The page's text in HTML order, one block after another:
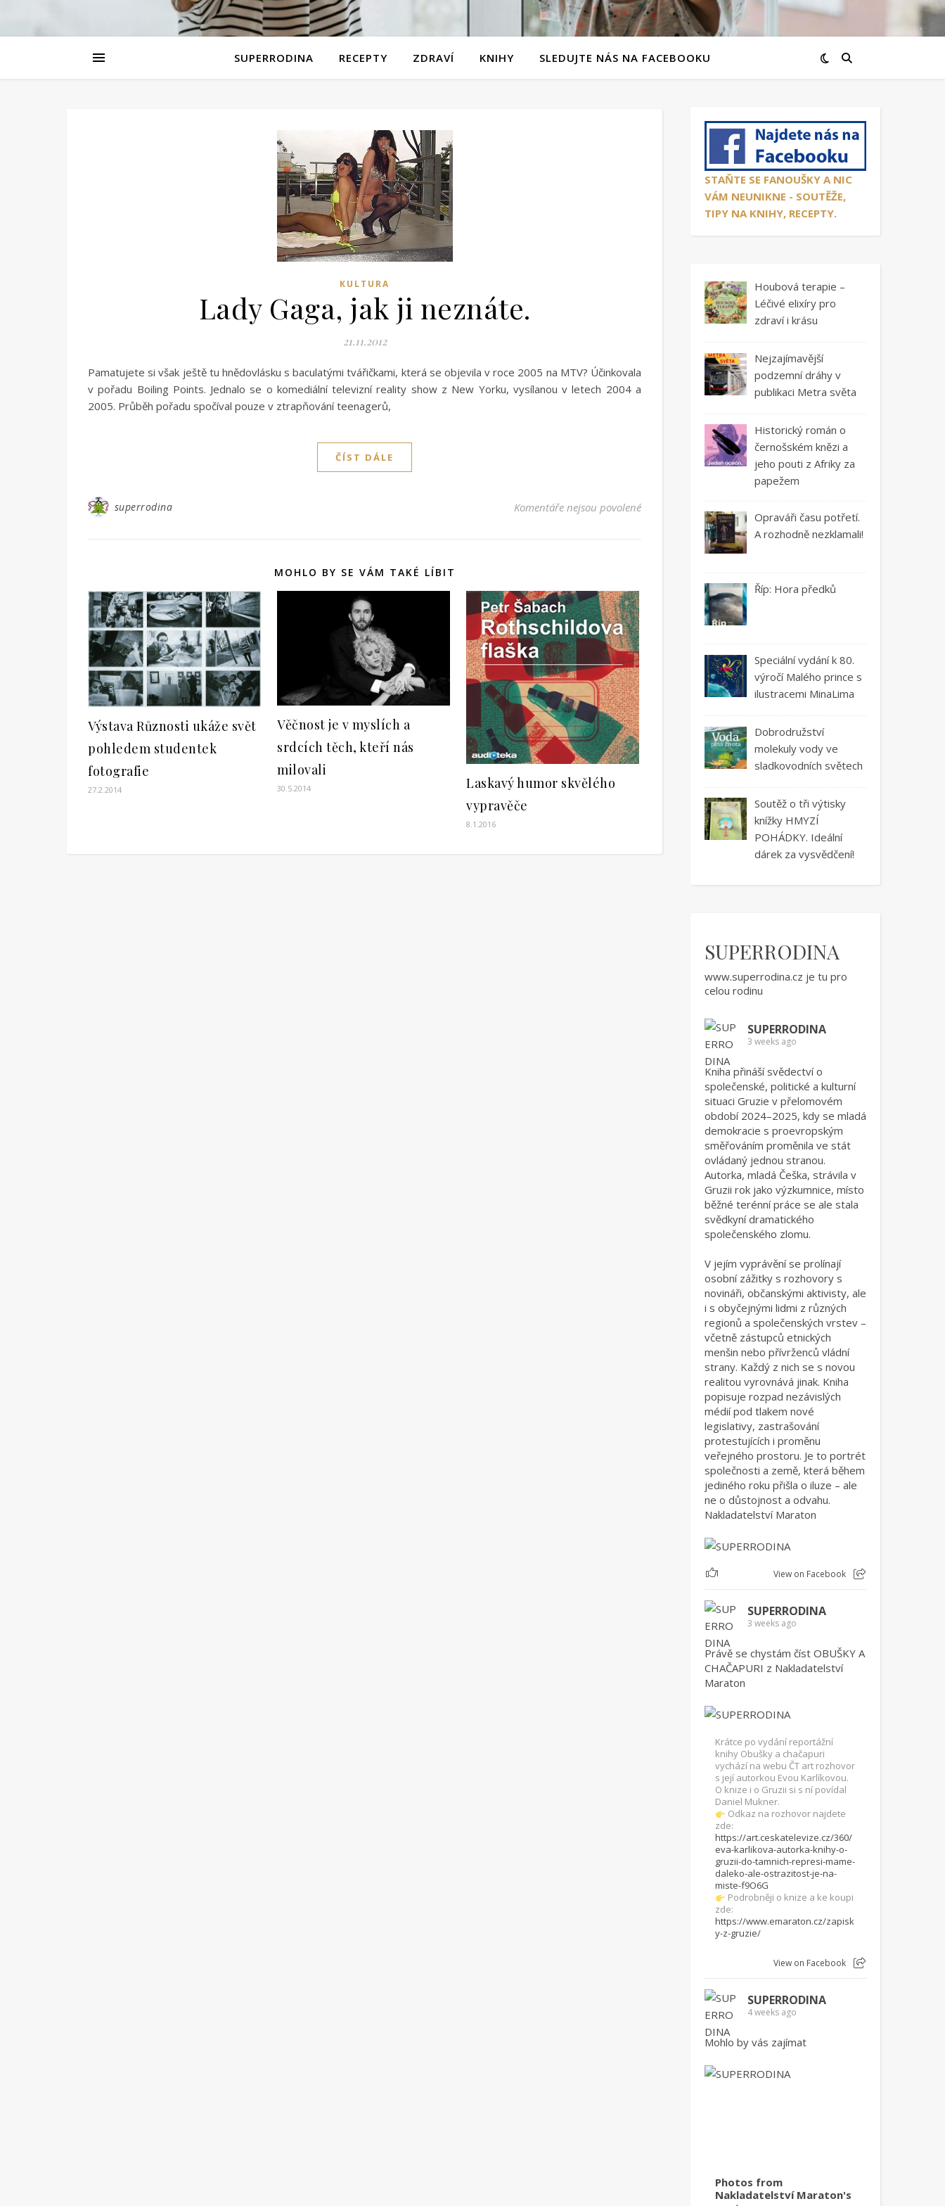
SUPERRODINA RECEPTY ZDRAVÍ KNIHY SLEDUJTE NÁS NA FACEBOOKU
KULTURA
Lady Gaga, jak ji neznáte.
21.11.2012
Pamatujete si však ještě tu hnědovlásku s baculatými tvářičkami, která se objevila v roce 2005 na MTV? Účinkovala
v pořadu Boiling Points. Jednalo se o komediální televizní reality show z New Yorku, vysílanou v letech 2004 a
2005. Průběh pořadu spočíval pouze v ztrapňování teenagerů,
ČÍST DÁLE
superrodina Komentáře nejsou povolenéu textu s názvem Lady Gaga, jak ji neznáte.
MOHLO BY SE VÁM TAKÉ LÍBIT
Výstava Různosti ukáže svět
pohledem studentek
fotografie
27.2.2014
Věčnost je v myslích a
srdcích těch, kteří nás
milovali
30.5.2014
Laskavý humor skvělého
vypravěče
8.1.2016
STAŇTE SE FANOUŠKY A NIC
VÁM NEUNIKNE - SOUTĚŽE,
TIPY NA KNIHY, RECEPTY.
Houbová terapie –
Léčivé elixíry pro
zdraví i krásu
Nejzajímavější
podzemní dráhy v
publikaci Metra světa
Historický román o
černošském knězi a
jeho pouti z Afriky za
papežem
Opraváři času potřetí.
A rozhodně nezklamali!
Říp: Hora předků
Speciální vydání k 80.
výročí Malého prince s
ilustracemi MinaLima
Dobrodružství
molekuly vody ve
sladkovodních světech
Soutěž o tři výtisky
knížky HMYZÍ
POHÁDKY. Ideální
dárek za vysvědčení!
SUPERRODINA
www.superrodina.cz je tu pro
celou rodinu
SUPERRODINA
3 weeks ago
Kniha přináší svědectví o
společenské, politické a kulturní
situaci Gruzie v přelomovém
období 2024–2025, kdy se mladá
demokracie s proevropským
směřováním proměnila ve stát
ovládaný jednou stranou.
Autorka, mladá Češka, strávila v
Gruzii rok jako výzkumnice, místo
běžné terénní práce se ale stala
svědkyní dramatického
společenského zlomu.
V jejím vyprávění se prolínají
osobní zážitky s rozhovory s
novináři, občanskými aktivisty, ale
i s obyčejnými lidmi z různých
regionů a společenských vrstev –
včetně zástupců etnických
menšin nebo přívrženců vládní
strany. Každý z nich se s novou
realitou vyrovnává jinak. Kniha
popisuje rozpad nezávislých
médií pod tlakem nové
legislativy, zastrašování
protestujících i proměnu
veřejného prostoru. Je to portrét
společnosti a země, která během
jediného roku přišla o iluze – ale
ne o důstojnost a odvahu.
Nakladatelství Maraton
1 View on Facebook
SUPERRODINA
3 weeks ago
Právě se chystám číst OBUŠKY A
CHAČAPURI z Nakladatelství
Maraton
Krátce po vydání reportážní
knihy Obušky a chačapuri
vychází na webu ČT art rozhovor
s její autorkou Evou Karlíkovou.
O knize i o Gruzii si s ní povídal
Daniel Mukner.
Odkaz na rozhovor najdete
zde:
https://art.ceskatelevize.cz/360/
eva-karlikova-autorka-knihy-o-
gruzii-do-tamnich-represi-mame-
daleko-ale-ostrazitost-je-na-
miste-f9O6G
Podrobněji o knize a ke koupi
zde:
https://www.emaraton.cz/zapisk
y-z-gruzie/
View on Facebook
SUPERRODINA
4 weeks ago
Mohlo by vás zajímat
Photos from
Nakladatelství Maraton's